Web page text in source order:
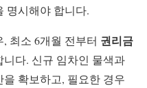
명시해야 합니다.
최소 6개월 전부터 권리금
다. 신규 임차인 물색과
확보하고, 필요한 경우